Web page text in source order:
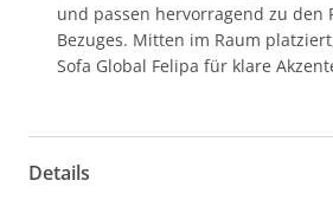
und passen hervorragend zu den
Bezuges. Mitten im Raum
Sofa Global Felipa für klare
Details